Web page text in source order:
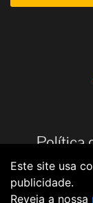
Política
Este site usa
publicidade.
Reveja a nossa